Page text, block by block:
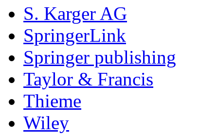
S. Karger AG
SpringerLink
Springer publishing
Taylor & Francis
Thieme
Wiley